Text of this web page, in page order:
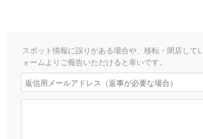
スポット情報に誤りがある場合や、移転・閉店して
ォームよりご報告いただけると幸いです。